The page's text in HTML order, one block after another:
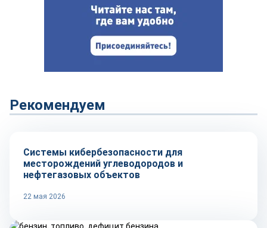
Рекомендуем
Технологии
Системы кибербезопасности для
месторождений углеводородов и
нефтегазовых объектов
22 мая 2026